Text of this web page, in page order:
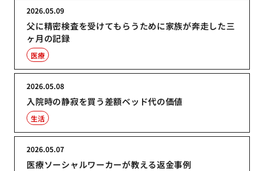
父に精密検査を受けてもらうために家族が奔走した三
ヶ月の記録
2026.05.09
医療
入院時の静寂を買う差額ベッド代の価値
2026.05.08
生活
医療ソーシャルワーカーが教える返金事例
2026.05.07